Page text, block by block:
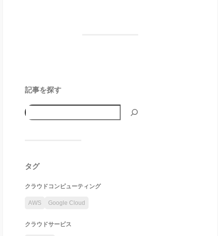
記事を探す
タグ
クラウドコンピューティング
AWS Google Cloud
クラウドサービス